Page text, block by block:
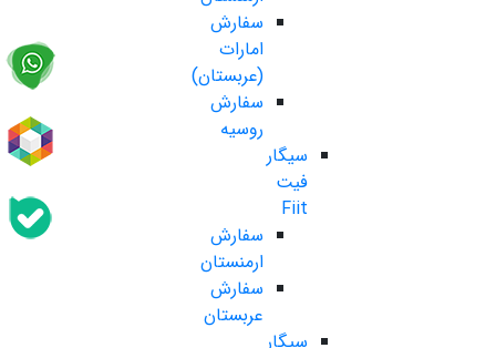
سفارش
امارات
(عربستان)
سفارش
روسیه
سیگار
فیت
Fiit
سفارش
ارمنستان
سفارش
عربستان
سیگار